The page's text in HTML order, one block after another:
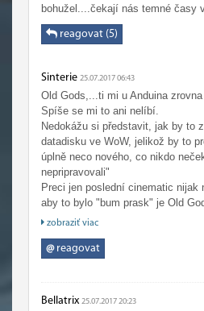
bohužel....čekají nás temné časy
reagovat (5)
Sinterie 25.07.2017 06:43
Old Gods,...ti mi u Anduina
Spíše se mi to ani nelíbí.
Nedokážu si představit, jak by to
datadisku ve WoW, jelikož by to
úplně neco nového, co nikdo
nepripravovali"
Preci jen poslední cinematic nijak
aby to bylo "bum prask" je Old
dobry nápad.
Stále bych radsi viděl datadisk s
zobraziť viac
@reagovat
Bellatrix 25.07.2017 20:23